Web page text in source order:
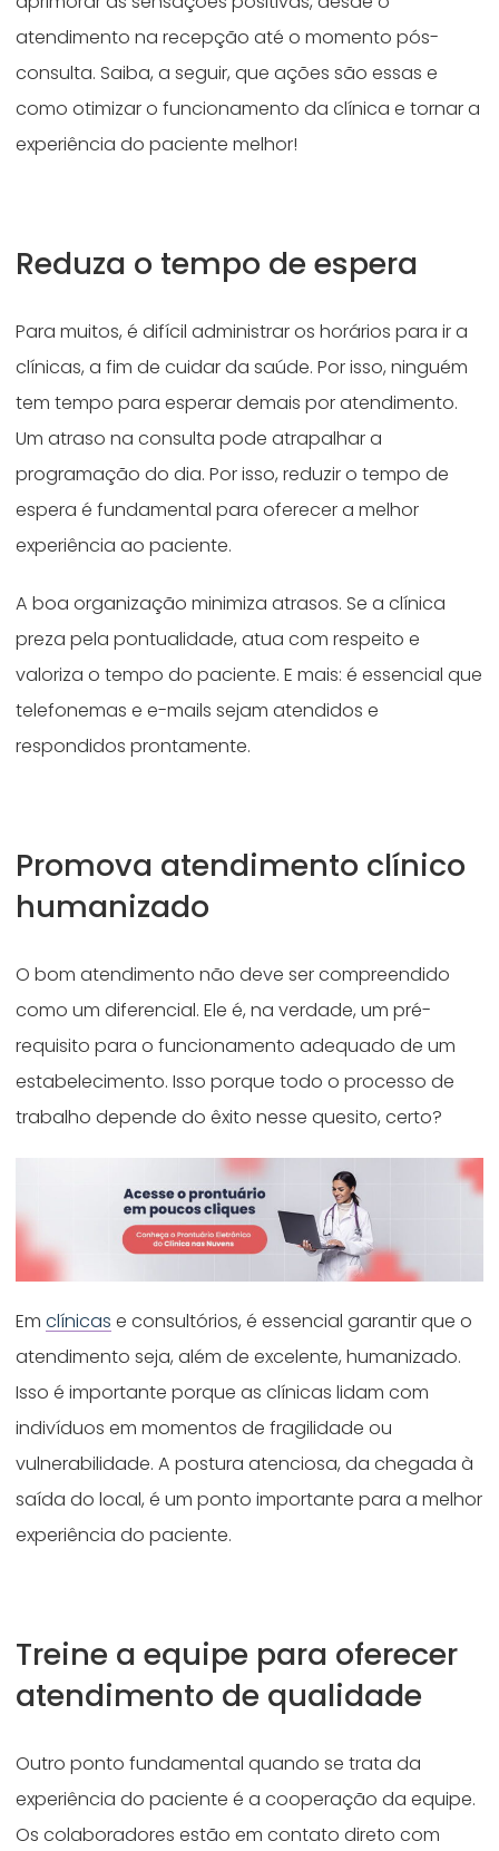
atendimento na recepção até o momento pós-
consulta. Saiba, a seguir, que ações são essas e
como otimizar o funcionamento da clínica e tornar a
experiência do paciente melhor!
Reduza o tempo de espera
Para muitos, é difícil administrar os horários para ir a
clínicas, a fim de cuidar da saúde. Por isso, ninguém
tem tempo para esperar demais por atendimento.
Um atraso na consulta pode atrapalhar a
programação do dia. Por isso, reduzir o tempo de
espera é fundamental para oferecer a melhor
experiência ao paciente.
A boa organização minimiza atrasos. Se a clínica
preza pela pontualidade, atua com respeito e
valoriza o tempo do paciente. E mais: é essencial que
telefonemas e e-mails sejam atendidos e
respondidos prontamente.
Promova atendimento clínico
humanizado
O bom atendimento não deve ser compreendido
como um diferencial. Ele é, na verdade, um pré-
requisito para o funcionamento adequado de um
estabelecimento. Isso porque todo o processo de
trabalho depende do êxito nesse quesito, certo?
Emclínicas e consultórios, é essencial garantir que o
atendimento seja, além de excelente, humanizado.
Isso é importante porque as clínicas lidam com
indivíduos em momentos de fragilidade ou
vulnerabilidade. A postura atenciosa, da chegada à
saída do local, é um ponto importante para a melhor
experiência do paciente.
Treine a equipe para oferecer
atendimento de qualidade
Outro ponto fundamental quando se trata da
experiência do paciente é a cooperação da equipe.
Os colaboradores estão em contato direto com